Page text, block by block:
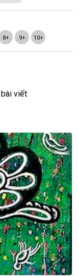
8+ 9+ 10+
viết